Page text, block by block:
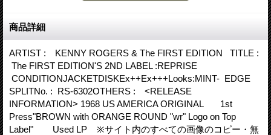
商品詳細
ARTIST : KENNY ROGERS & The FIRST EDITION TITLE :
The FIRST EDITION'S 2ND LABEL :REPRISE
CONDITIONJACKETDISKEx++Ex+++Looks:MINT- EDGE
SPLITNo. : RS-6302OTHERS : <RELEASE
INFORMATION> 1968 US AMERICA ORIGINAL 1st
Press"BROWN with ORANGE ROUND "wr" Logo on Top
Label" Used LP ※サイト内のすべての画像のコピー・無